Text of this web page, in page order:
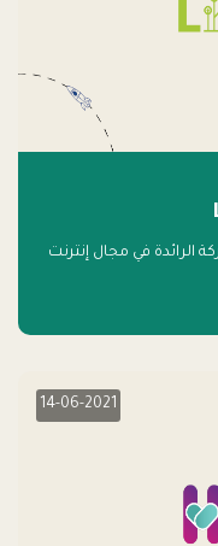
الرائدة في مجال إنترنت
14-06-2021